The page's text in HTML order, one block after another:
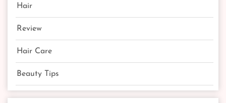
Hair
Review
Hair Care
Beauty Tips